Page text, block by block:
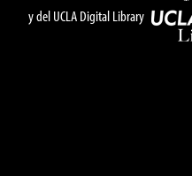
y del UCLA Digital Library